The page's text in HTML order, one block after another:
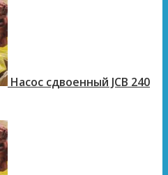
Насос сдвоенный JCB 240